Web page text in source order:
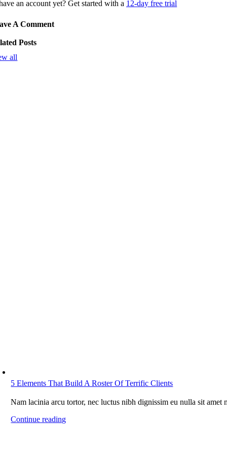
an account yet? Get started with a 12-day free trial
A Comment
Posts
all
5 Elements That Build A Roster Of Terrific Clients
Nam lacinia arcu tortor, nec luctus nibh dignissim eu nulla sit amet
Continue reading